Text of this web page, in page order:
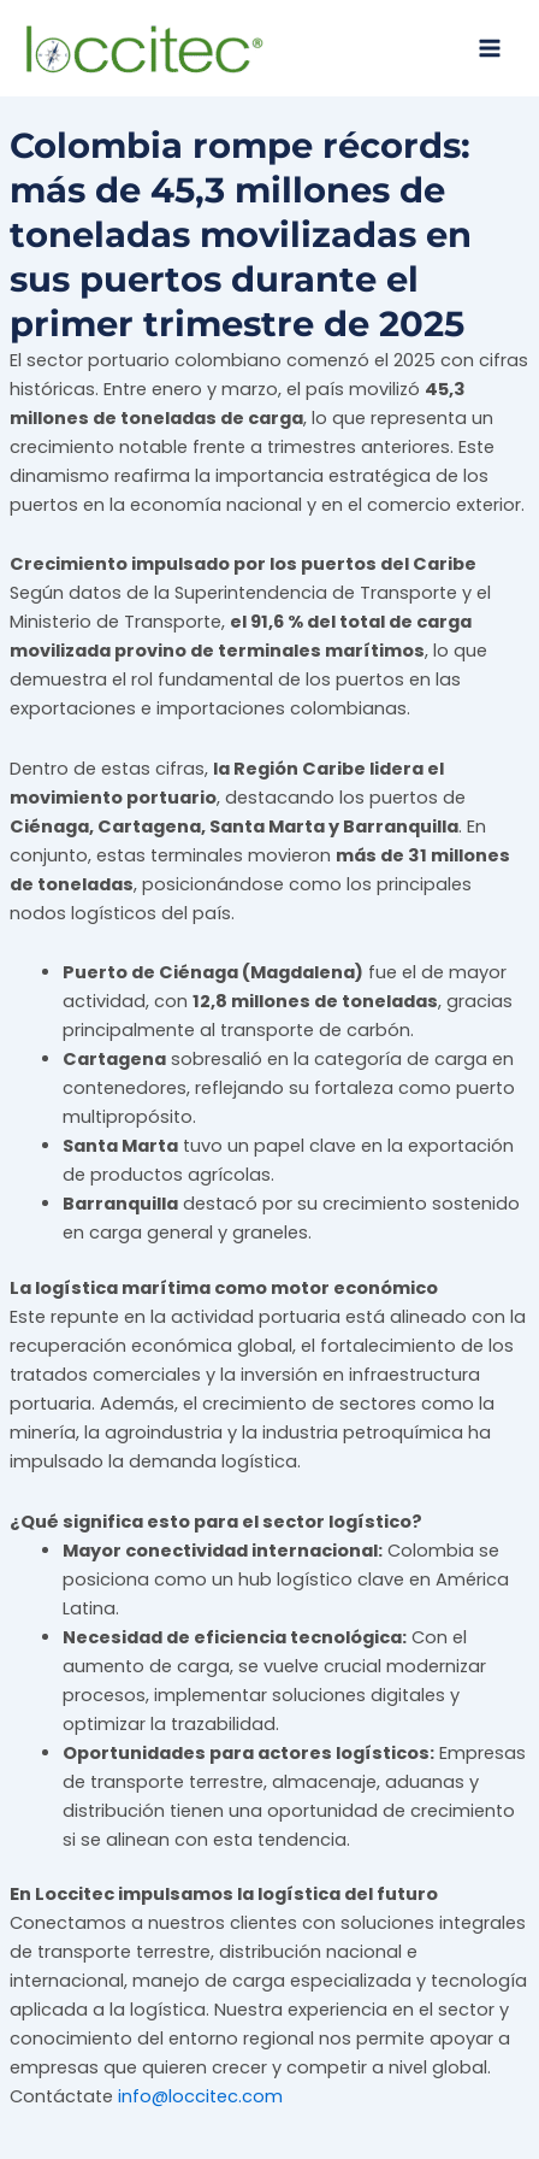
contenido
Colombia rompe récords:
más de 45,3 millones de
toneladas movilizadas en
sus puertos durante el
primer trimestre de 2025
El sector portuario colombiano comenzó el 2025 con cifras
históricas. Entre enero y marzo, el país movilizó 45,3
millones de toneladas de carga, lo que representa un
crecimiento notable frente a trimestres anteriores. Este
dinamismo reafirma la importancia estratégica de los
puertos en la economía nacional y en el comercio exterior.
Crecimiento impulsado por los puertos del Caribe
Según datos de la Superintendencia de Transporte y el
Ministerio de Transporte, el 91,6 % del total de carga
movilizada provino de terminales marítimos, lo que
demuestra el rol fundamental de los puertos en las
exportaciones e importaciones colombianas.
Dentro de estas cifras, la Región Caribe lidera el
movimiento portuario, destacando los puertos de
Ciénaga, Cartagena, Santa Marta y Barranquilla. En
conjunto, estas terminales movieron más de 31 millones
de toneladas, posicionándose como los principales
nodos logísticos del país.
Puerto de Ciénaga (Magdalena) fue el de mayor
actividad, con 12,8 millones de toneladas, gracias
principalmente al transporte de carbón.
Cartagenasobresalió en la categoría de carga en
contenedores, reflejando su fortaleza como puerto
multipropósito.
Santa Martatuvo un papel clave en la exportación
de productos agrícolas.
Barranquilladestacó por su crecimiento sostenido
en carga general y graneles.
La logística marítima como motor económico
Este repunte en la actividad portuaria está alineado con la
recuperación económica global, el fortalecimiento de los
tratados comerciales y la inversión en infraestructura
portuaria. Además, el crecimiento de sectores como la
minería, la agroindustria y la industria petroquímica ha
impulsado la demanda logística.
¿Qué significa esto para el sector logístico?
Mayor conectividad internacional:Colombia se
posiciona como un hub logístico clave en América
Latina.
Necesidad de eficiencia tecnológica:Con el
aumento de carga, se vuelve crucial modernizar
procesos, implementar soluciones digitales y
optimizar la trazabilidad.
Oportunidades para actores logísticos:Empresas
de transporte terrestre, almacenaje, aduanas y
distribución tienen una oportunidad de crecimiento
si se alinean con esta tendencia.
En Loccitec impulsamos la logística del futuro
Conectamos a nuestros clientes con soluciones integrales
de transporte terrestre, distribución nacional e
internacional, manejo de carga especializada y tecnología
aplicada a la logística. Nuestra experiencia en el sector y
conocimiento del entorno regional nos permite apoyar a
empresas que quieren crecer y competir a nivel global.
Contáctate info@loccitec.com